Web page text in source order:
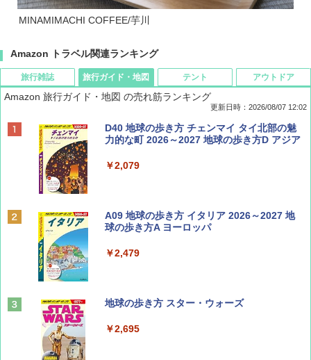
MINAMIMACHI COFFEE/芋川
Amazon トラベル関連ランキング
旅行雑誌
ディズニーファン ２０２６年 ９月号 [雑
誌] (ＤＩＳＮＥＹ ＦＡＮ)
￥713
BE-PAL(ビ-パル) 2026年 9 月号【特別付録:
SOTO ミニマル"旅"財布 ランダム2種】
￥1,500
山と溪谷 2026年8月号「南アルプス大全」
￥1,540
旅行ガイド・地図
Amazon 旅行ガイド・地図 の売れ筋ランキング
更新日時：2026/08/07 12:02
D40 地球の歩き方 チェンマイ タイ北部の魅
力的な町 2026～2027 地球の歩き方D アジア
￥2,079
A09 地球の歩き方 イタリア 2026～2027 地
球の歩き方A ヨーロッパ
￥2,479
地球の歩き方 スター・ウォーズ
￥2,695
テント アウトドア